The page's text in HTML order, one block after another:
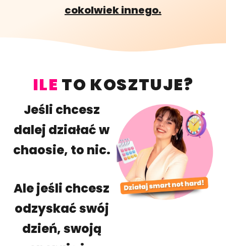
cokolwiek innego.
ILE TO KOSZTUJE?
Jeśli chcesz
dalej działać w
chaosie, to nic.
Ale jeśli chcesz
odzyskać swój
dzień, swoją